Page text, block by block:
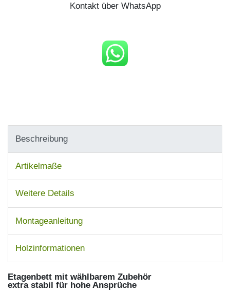
Kontakt über WhatsApp
Beschreibung
Artikelmaße
Weitere Details
Montageanleitung
Holzinformationen
Etagenbett mit wählbarem Zubehör
extra stabil für hohe Ansprüche